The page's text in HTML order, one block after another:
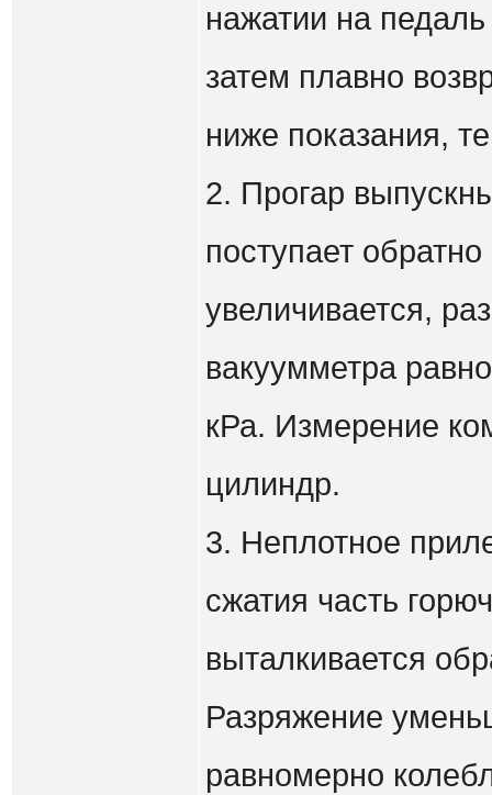
нажатии на
затем плавно
ниже показания,
2. Прогар
поступает
увеличивается,
вакуумметра
кРа. Измерение
цилиндр.
3. Неплотное
сжатия часть
выталкивается
Разряжение
равномерно